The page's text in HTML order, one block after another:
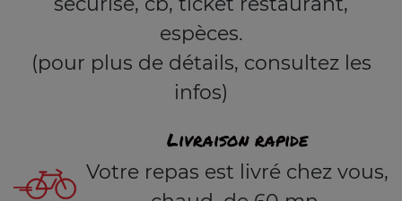
espèces.
(pour plus de détails, consultez les
infos)
Livraison rapide
Votre repas est livré chez vous,